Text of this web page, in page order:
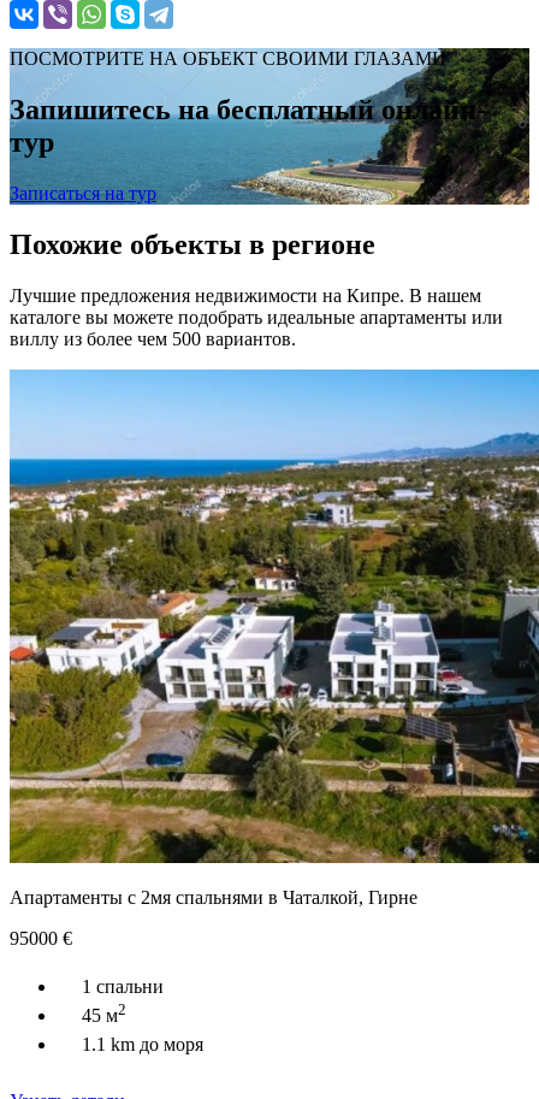
ПОСМОТРИТЕ НА ОБЪЕКТ СВОИМИ ГЛАЗАМИ
Запишитесь на бесплатный онлайн-
тур
Записаться на тур
Похожие объекты в регионе
Лучшие предложения недвижимости на Кипре. В нашем
каталоге вы можете подобрать идеальные апартаменты или
виллу из более чем 500 вариантов.
Апартаменты с 2мя спальнями в Чаталкой, Гирне
95000 €
1 спальни
45 м2
1.1 km до моря